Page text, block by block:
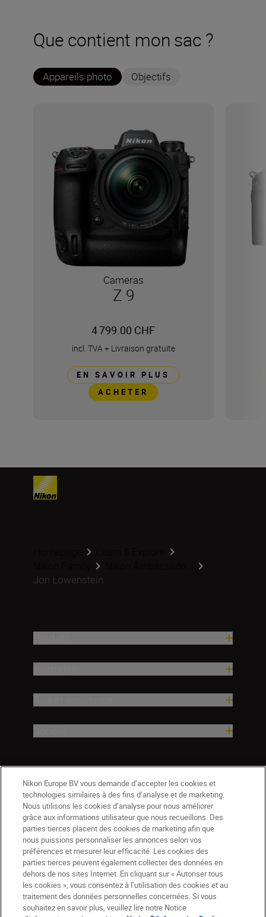
Que contient mon sac ?
Appareils photo Objectifs
Cameras
Z 9
4 799.00 CHF
incl. TVA+ Livraison gratuite
EN SAVOIR PLUS
ACHETER
Jon Lowenstein
CH Nikon Sites
Contactez-nous Avis de confidentialité
Nikon Europe BV vous demande d’accepter les cookies et
technologies similaires à des fins d’analyse et de marketing.
Nous utilisons les cookies d’analyse pour nous améliorer
grâce aux informations utilisateur que nous recueillons. Des
parties tierces placent des cookies de marketing afin que
nous puissions personnaliser les annonces selon vos
préférences et mesurer leur efficacité. Les cookies des
parties tierces peuvent également collecter des données en
dehors de nos sites Internet. En cliquant sur « Autoriser tous
les cookies », vous consentez à l’utilisation des cookies et au
traitement des données personnelles concernées. Si vous
souhaitez en savoir plus, veuillez lire notre Notice